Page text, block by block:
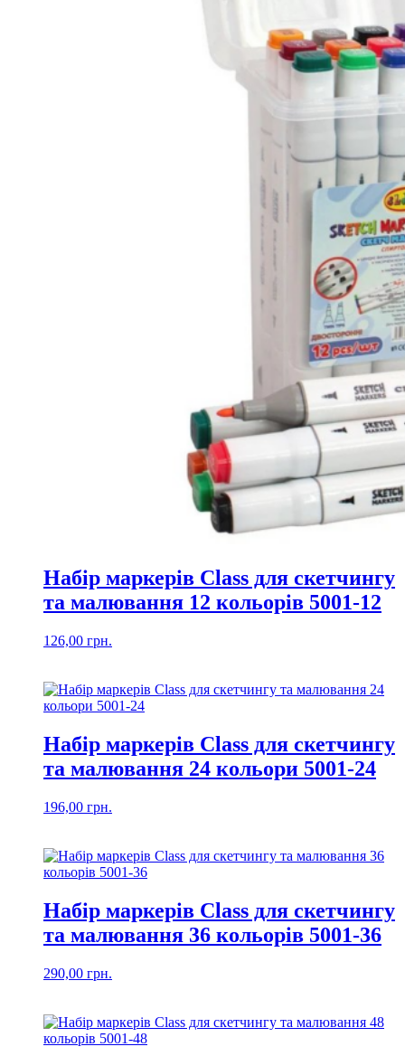
Набір маркерів Class для скетчингу
та малювання 12 кольорів 5001-12
126,00 грн.
Набір маркерів Class для скетчингу
та малювання 24 кольори 5001-24
196,00 грн.
Набір маркерів Class для скетчингу
та малювання 36 кольорів 5001-36
290,00 грн.